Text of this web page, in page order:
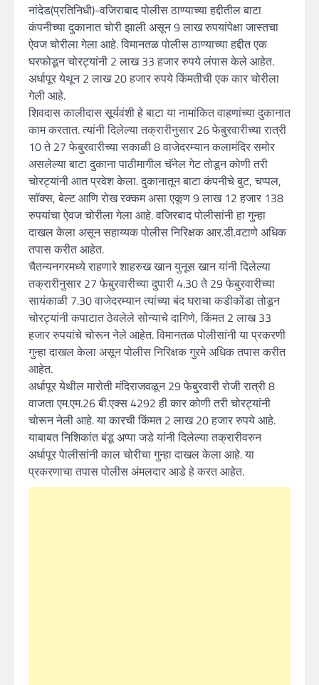
नांदेड(प्रतिनिधी)-वजिराबाद पोलीस ठाण्याच्या हद्दीतील बाटा
कंपनीच्या दुकानात चोरी झाली असून 9 लाख रुपयांपेक्षा जास्तचा
ऐवज चोरीला गेला आहे. विमानतळ पोलीस ठाण्याच्या हद्दीत एक
घरफोडून चोरट्यांनी 2 लाख 33 हजार रुपये लंपास केले आहेत.
अर्धापूर येथून 2 लाख 20 हजार रुपये किंमतीची एक कार चोरीला
गेली आहे.
शिवदास कालीदास सूर्यवंशी हे बाटा या नामांकित वाहणांच्या दुकानात
काम करतात. त्यांनी दिलेल्या तक्रारीनुसार 26 फेबु्रवारीच्या रात्री
10 ते 27 फेबु्रवारीच्या सकाळी 8 वाजेदरम्यान कलामंदिर समोर
असलेल्या बाटा दुकाना पाठीमागील चॅनेल गेट तोडून कोणी तरी
चोरट्यांनी आत प्रवेश केला. दुकानातून बाटा कंपनीचे बुट, चप्पल,
सॉक्स, बेल्ट आणि रोख रक्कम असा एकूण 9 लाख 12 हजार 138
रुपयांचा ऐवज चोरीला गेला आहे. वजिरबाद पोलीसांनी हा गुन्हा
दाखल केला असून सहाय्यक पोलीस निरिक्षक आर.डी.वटाणे अधिक
तपास करीत आहेत.
चैतन्यनगरमध्ये राहणारे शाहरुख खान युनूस खान यांनी दिलेल्या
तक्रारीनुसार 27 फेबु्रवारीच्या दुपारी 4.30 ते 29 फेबु्रवारीच्या
सायंकाळी 7.30 वाजेदरम्यान त्यांच्या बंद घराचा कडीकोंडा तोडून
चोरट्यांनी कपाटात ठेवलेले सोन्याचे दागिणे, किंमत 2 लाख 33
हजार रुपयांचे चोरून नेले आहेत. विमानतळ पोलीसांनी या प्रकरणी
गुन्हा दाखल केला असून पोलीस निरिक्षक गुरमे अधिक तपास करीत
आहेत.
अर्धापूर येथील मारोती मंदिराजवळून 29 फेबु्रवारी रोजी रात्री 8
वाजता एम.एम.26 बी.एक्स 4292 ही कार कोणी तरी चोरट्यांनी
चोरून नेली आहे. या कारची किंमत 2 लाख 20 हजार रुपये आहे.
याबाबत निशिकांत बंडू अप्पा जडे यांनी दिलेल्या तक्रारीवरुन
अर्धापूर पेालीसांनी काल चोरीचा गुन्हा दाखल केला आहे. या
प्रकरणाचा तपास पोलीस अंमलदार आडे हे करत आहेत.